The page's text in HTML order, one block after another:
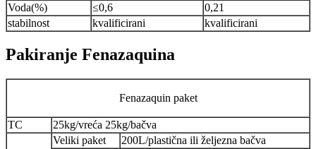
Voda(%)
≤0,6
0,21
stabilnost
kvalificirani kvalificirani
Pakiranje Fenazaquina
Fenazaquin paket
TC 25kg/vreća 25kg/bačva
Veliki paket 200L/plastična ili željezna bačva